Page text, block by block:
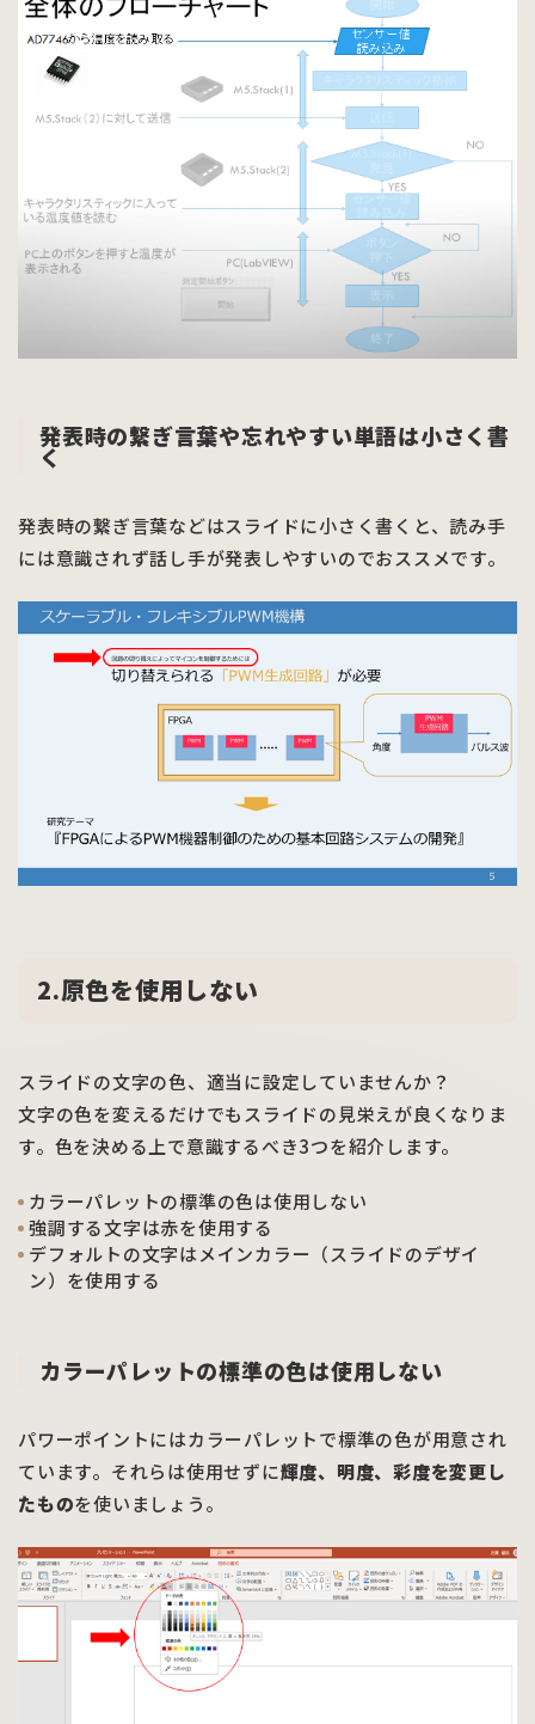
発表時の繋ぎ言葉や忘れやすい単語は小さく書
く
発表時の繋ぎ言葉などはスライドに小さく書くと、読み手
には意識されず話し手が発表しやすいのでおススメです。
2.原色を使用しない
スライドの文字の色、適当に設定していませんか？
文字の色を変えるだけでもスライドの見栄えが良くなりま
す。色を決める上で意識するべき3つを紹介します。
カラーパレットの標準の色は使用しない
強調する文字は赤を使用する
デフォルトの文字はメインカラー（スライドのデザイ
ン）を使用する
カラーパレットの標準の色は使用しない
パワーポイントにはカラーパレットで標準の色が用意され
ています。それらは使用せずに輝度、明度、彩度を変更し
たものを使いましょう。